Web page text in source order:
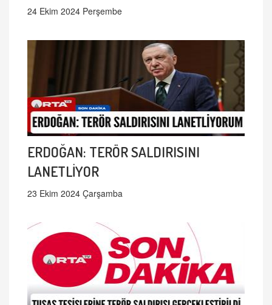
24 Ekim 2024 Perşembe
ERDOĞAN: TERÖR SALDIRISINI
LANETLİYOR
23 Ekim 2024 Çarşamba